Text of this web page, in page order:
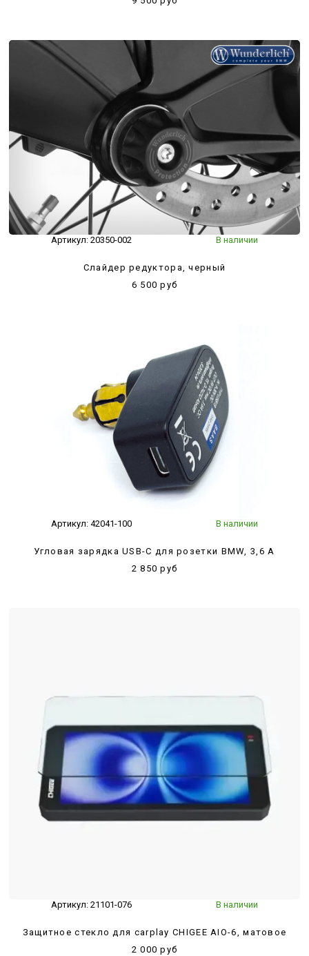
Артикул: 20350-002 В наличии
Слайдер редуктора, черный
6 500 руб
Артикул: 42041-100 В наличии
Угловая зарядка USB-C для розетки BMW, 3,6 А
2 850 руб
Артикул: 21101-076 В наличии
Защитное стекло для carplay CHIGEE AIO-6, матовое
2 000 руб